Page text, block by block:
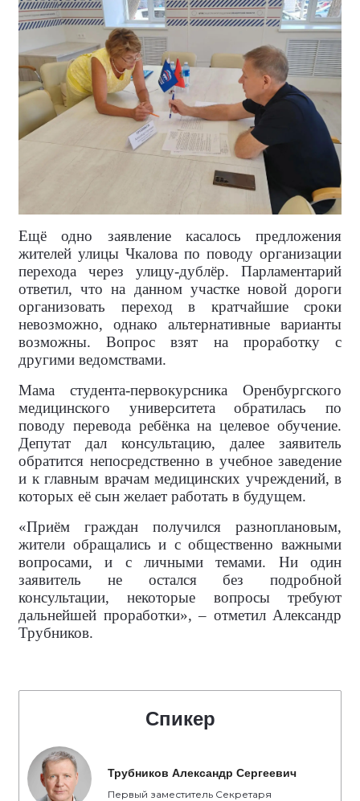
Ещё одно заявление касалось предложения
жителей улицы Чкалова по поводу организации
перехода через улицу-дублёр. Парламентарий
ответил, что на данном участке новой дороги
организовать переход в кратчайшие сроки
невозможно, однако альтернативные варианты
возможны. Вопрос взят на проработку с
другими ведомствами.
Мама студента-первокурсника Оренбургского
медицинского университета обратилась по
поводу перевода ребёнка на целевое обучение.
Депутат дал консультацию, далее заявитель
обратится непосредственно в учебное заведение
и к главным врачам медицинских учреждений, в
которых её сын желает работать в будущем.
«Приём граждан получился разноплановым,
жители обращались и с общественно важными
вопросами, и с личными темами. Ни один
заявитель не остался без подробной
консультации, некоторые вопросы требуют
дальнейшей проработки», – отметил Александр
Трубников.
Спикер
Трубников Александр Сергеевич
Первый заместитель Секретаря